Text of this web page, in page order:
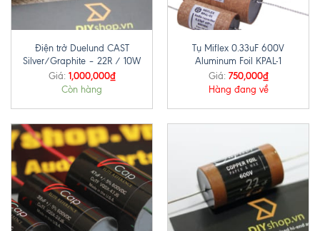
Điện trở Duelund CAST
Silver/Graphite – 22R / 10W
Giá: 1,000,000₫
Còn hàng
Tụ Miflex 0.33uF 600V
Aluminum Foil KPAL-1
Giá: 750,000₫
Hàng đang về